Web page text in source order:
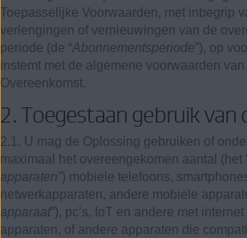
Toepasselijke Voorwaarden, met inbegrip
verlengingen of vernieuwingen van de
periode (de “Abonnementsperiode”), op
instemt met de algemene voorwaarden van
Overeenkomst.
2. Toegestaan gebruik van
2.1. U mag de Oplossing gebruiken of
maximaal het overeengekomen aantal (het
apparaten”) mobiele telefoons,
netwerkapparaten, andere mobiele
apparaat”), pc’s, IoT en andere met
apparaten, of andere apparaten die